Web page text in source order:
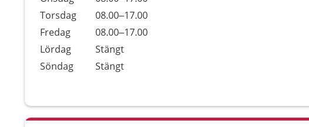
Torsdag
08.00–17.00
Fredag
08.00–17.00
Lördag
Stängt
Söndag
Stängt